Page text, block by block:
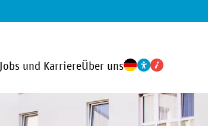
Jobs und KarriereÜber uns